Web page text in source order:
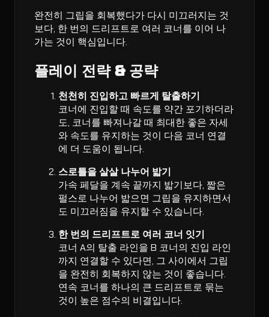
완전히 그립을 회복했다가 다시 미끄러지는 것
보다, 한 번의 드리프트로 여러 코너를 이어 나
가는 것이 핵심입니다.
플레이 전략 & 공략
천천히 진입하고 빠르게 탈출하기
코너에 진입할 때 속도를 약간 포기하더라
도, 코너를 빠져나갈 때 최대한 좋은 자세
와 속도를 유지하는 것이 다음 코너 연결
에 더 도움이 됩니다.
스로틀을 살살 나누어 밟기
가속 페달을 계속 끝까지 밟기보다, 짧은
펄스로 나누어 밟으면 그립을 유지하면서
도 미끄러짐을 유지할 수 있습니다.
한 번의 드리프트로 여러 코너 잇기
코너 A의 탈출 라인을 B 코너의 진입 라인
까지 연결할 수 있다면, 그 사이에서 그립
을 완전히 회복하지 않는 것이 좋습니다.
연속 코너를 하나의 큰 드리프트로 묶는
것이 높은 점수의 비결입니다.